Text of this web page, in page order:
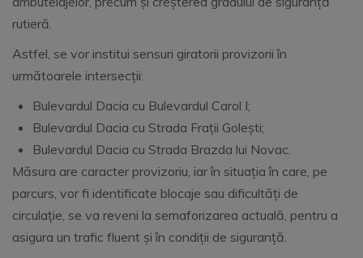
rutieră.
Astfel, se vor institui sensuri giratorii provizorii în
următoarele intersecții:
Bulevardul Dacia cu Bulevardul Carol I;
Bulevardul Dacia cu Strada Frații Golești;
Bulevardul Dacia cu Strada Brazda lui Novac.
Măsura are caracter provizoriu, iar în situația în care, pe
parcurs, vor fi identificate blocaje sau dificultăți de
circulație, se va reveni la semaforizarea actuală, pentru a
asigura un trafic fluent și în condiții de siguranță.